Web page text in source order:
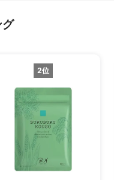
ト麦・アワ・キビ・ヒエ・
2位